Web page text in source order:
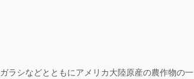
ラシなどとともにアメリカ大陸原産の農作物の一